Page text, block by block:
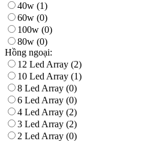
40w (1)
60w (0)
100w (0)
80w (0)
Hồng ngoại:
12 Led Array (2)
10 Led Array (1)
8 Led Array (0)
6 Led Array (0)
4 Led Array (2)
3 Led Array (2)
2 Led Array (0)